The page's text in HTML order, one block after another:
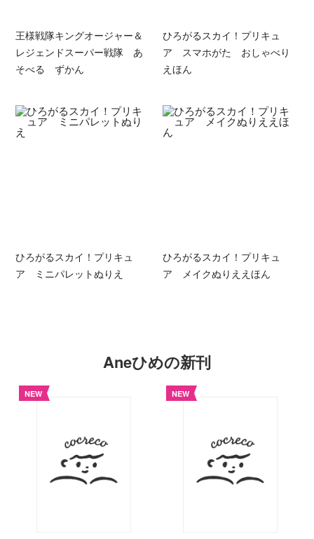
王様戦隊キングオージャー＆
レジェンドスーパー戦隊 あ
そべる ずかん
ひろがるスカイ！プリキュ
ア スマホがた おしゃべり
えほん
ひろがるスカイ！プリキュ
ア ミニパレットぬりえ
ひろがるスカイ！プリキュ
ア メイクぬりええほん
Aneひめの新刊
NEW NEW